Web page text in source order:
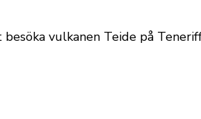
vulkanen Teide på